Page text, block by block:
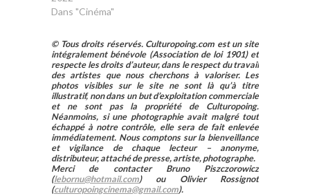
Dans "Cinéma"
© Tous droits réservés. Culturopoing.com est un site
intégralement bénévole (Association de loi 1901) et
respecte les droits d’auteur, dans le respect du travail
des artistes que nous cherchons à valoriser. Les
photos visibles sur le site ne sont là qu’à titre
illustratif, non dans un but d’exploitation commerciale
et ne sont pas la propriété de Culturopoing.
Néanmoins, si une photographie avait malgré tout
échappé à notre contrôle, elle sera de fait enlevée
immédiatement. Nous comptons sur la bienveillance
et vigilance de chaque lecteur – anonyme,
distributeur, attaché de presse, artiste, photographe.
Merci de contacter Bruno Piszczorowicz
(lebornu@hotmail.com) ou Olivier Rossignot
(culturopoingcinema@gmail.com).